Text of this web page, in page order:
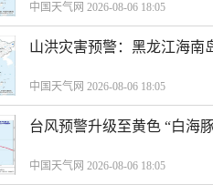
中国天气网 2026-08-06 18:05
山洪灾害预警：黑龙江海南
中国天气网 2026-08-06 18:05
台风预警升级至黄色 “白海
中国天气网 2026-08-06 18:05